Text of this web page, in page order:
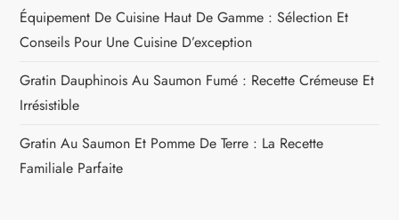
Équipement De Cuisine Haut De Gamme : Sélection Et
Conseils Pour Une Cuisine D’exception
Gratin Dauphinois Au Saumon Fumé : Recette Crémeuse Et
Irrésistible
Gratin Au Saumon Et Pomme De Terre : La Recette
Familiale Parfaite